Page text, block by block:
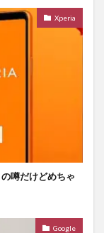
Xperia
噂だけどめちゃ
Google